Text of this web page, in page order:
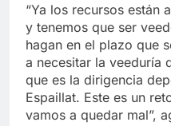
“Ya los recursos están
y tenemos que ser
hagan en el plazo que
a necesitar la veeduría
que es la dirigencia
Espaillat. Este es un
vamos a quedar mal”,